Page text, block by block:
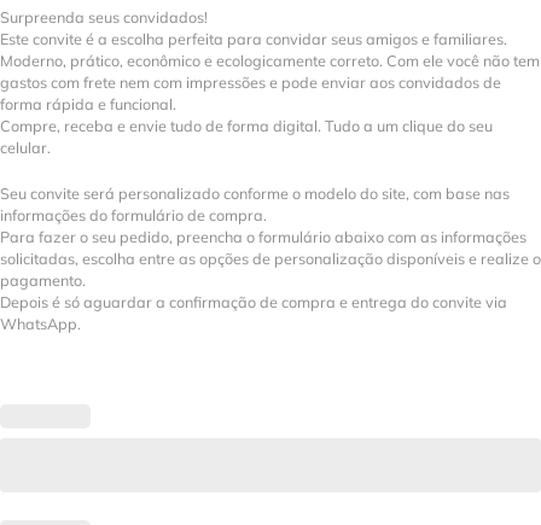
Surpreenda seus convidados!
Este convite é a escolha perfeita para convidar seus amigos e familiares.
Moderno, prático, econômico e ecologicamente correto. Com ele você não tem
gastos com frete nem com impressões e pode enviar aos convidados de
forma rápida e funcional.
Compre, receba e envie tudo de forma digital. Tudo a um clique do seu
celular.
Seu convite será personalizado conforme o modelo do site, com base nas
informações do formulário de compra.
Para fazer o seu pedido, preencha o formulário abaixo com as informações
solicitadas, escolha entre as opções de personalização disponíveis e realize o
pagamento.
Depois é só aguardar a confirmação de compra e entrega do convite via
WhatsApp.